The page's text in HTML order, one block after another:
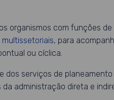
organismos com funções
multissetoriais, para
ou cíclica.
dos serviços de
administração direta e